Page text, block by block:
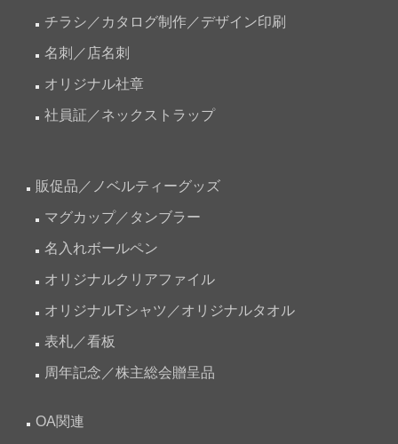
チラシ／カタログ制作／デザイン印刷
名刺／店名刺
オリジナル社章
社員証／ネックストラップ
販促品／ノベルティーグッズ
マグカップ／タンブラー
名入れボールペン
オリジナルクリアファイル
オリジナルTシャツ／オリジナルタオル
表札／看板
周年記念／株主総会贈呈品
OA関連